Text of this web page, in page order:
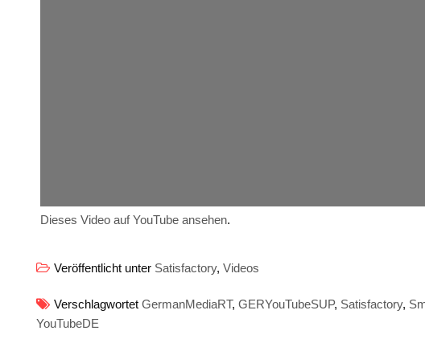
Dieses Video auf YouTube ansehen.
Veröffentlicht unter Satisfactory, Videos
Verschlagwortet GermanMediaRT, GERYouTubeSUP, Satisfactory,
YouTubeDE